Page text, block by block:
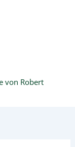
von Robert